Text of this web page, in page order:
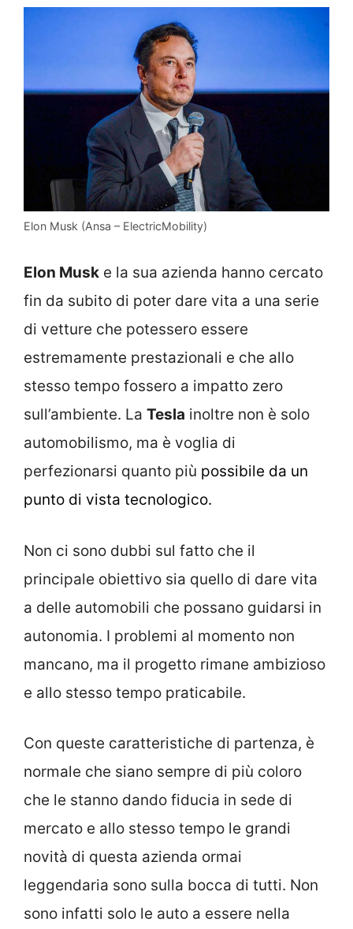
Elon Musk (Ansa – ElectricMobility)
Elon Musk e la sua azienda hanno cercato
fin da subito di poter dare vita a una serie
di vetture che potessero essere
estremamente prestazionali e che allo
stesso tempo fossero a impatto zero
sull’ambiente. La Tesla inoltre non è solo
automobilismo, ma è voglia di
perfezionarsi quanto più possibile da un
punto di vista tecnologico.
Non ci sono dubbi sul fatto che il
principale obiettivo sia quello di dare vita
a delle automobili che possano guidarsi in
autonomia. I problemi al momento non
mancano, ma il progetto rimane ambizioso
e allo stesso tempo praticabile.
Con queste caratteristiche di partenza, è
normale che siano sempre di più coloro
che le stanno dando fiducia in sede di
mercato e allo stesso tempo le grandi
novità di questa azienda ormai
leggendaria sono sulla bocca di tutti. Non
sono infatti solo le auto a essere nella